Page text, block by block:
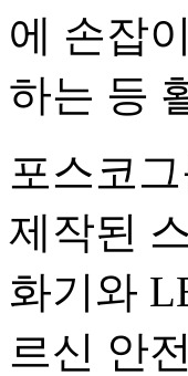
에 손잡
하는 등
포스코
제작된
화기와
르신 안